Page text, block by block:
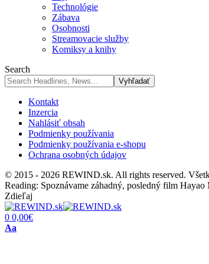
Technológie
Zábava
Osobnosti
Streamovacie služby
Komiksy a knihy
Search
Kontakt
Inzercia
Nahlásiť obsah
Podmienky používania
Podmienky používania e-shopu
Ochrana osobných údajov
© 2015 - 2026 REWIND.sk. All rights reserved.
Reading: Spoznávame záhadný, posledný film
Zdieľaj
0 0,00€
Font
Aa